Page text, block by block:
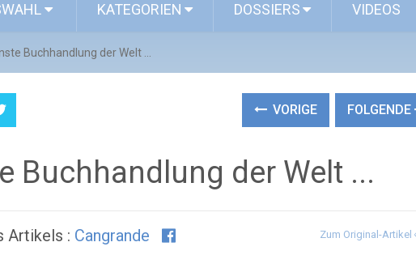
KATEGORIEN DOSSIERS VIDEOS
Buchhandlung der Welt ...
VORIGE FOLGENDE
Buchhandlung der Welt ...
Artikels : Cangrande Zum Original-Artikel